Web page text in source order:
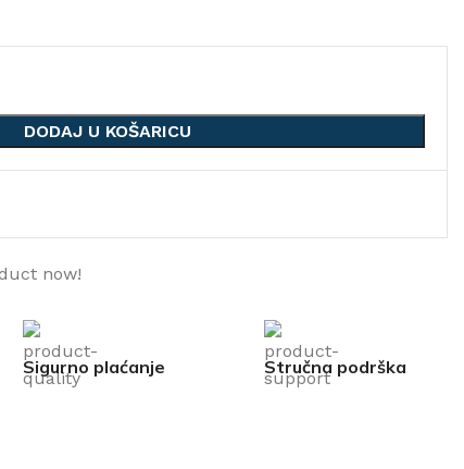
DODAJ U KOŠARICU
now!
Sigurno plaćanje Stručna podrška